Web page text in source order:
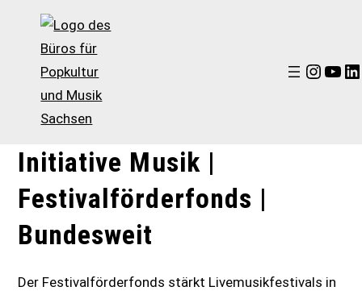
Inhalt
Instagram YouTube LinkedIn
Initiative Musik |
Festivalförderfonds |
Bundesweit
Der Festivalförderfonds stärkt Livemusikfestivals in